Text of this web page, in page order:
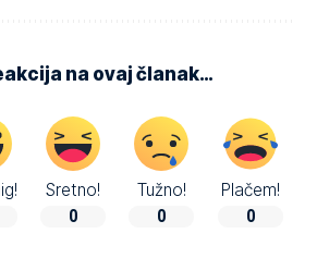
na ovaj članak…
Sretno!
0
Tužno!
0
Plačem!
0